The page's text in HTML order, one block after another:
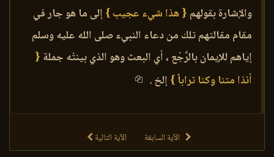
والإشارة بقولهم { هذا شيء عجيب }إلى ما هو جار في
مقام مقالتهم تلك من دعاء النبيء صلى الله عليه وسلم
إياهم للإيمان بالرَّجْع ، أي البعث وهو الذي بينتْه جملة {
أئذا متنا وكنا تراباً }إلخ .
الآية السابقة الآية التالية